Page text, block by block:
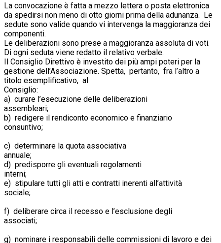
La convocazione è fatta a mezzo lettera o posta elettronica
da spedirsi non meno di otto giorni prima della adunanza. Le
sedute sono valide quando vi intervenga la maggioranza dei
componenti.
Le deliberazioni sono prese a maggioranza assoluta di voti.
Di ogni seduta viene redatto il relativo verbale.
Il Consiglio Direttivo è investito dei più ampi poteri per la
gestione dell’Associazione. Spetta, pertanto, fra l’altro a
titolo esemplificativo, al
a) curare l’esecuzione delle deliberazioni
b) redigere il rendiconto economico e finanziario
consuntivo;
c) determinare la quota associativa
d) predisporre gli eventuali regolamenti
e) stipulare tutti gli atti e contratti inerenti all’attività
sociale;
f) deliberare circa il recesso e l’esclusione degli
g) nominare i responsabili delle commissioni di lavoro e dei